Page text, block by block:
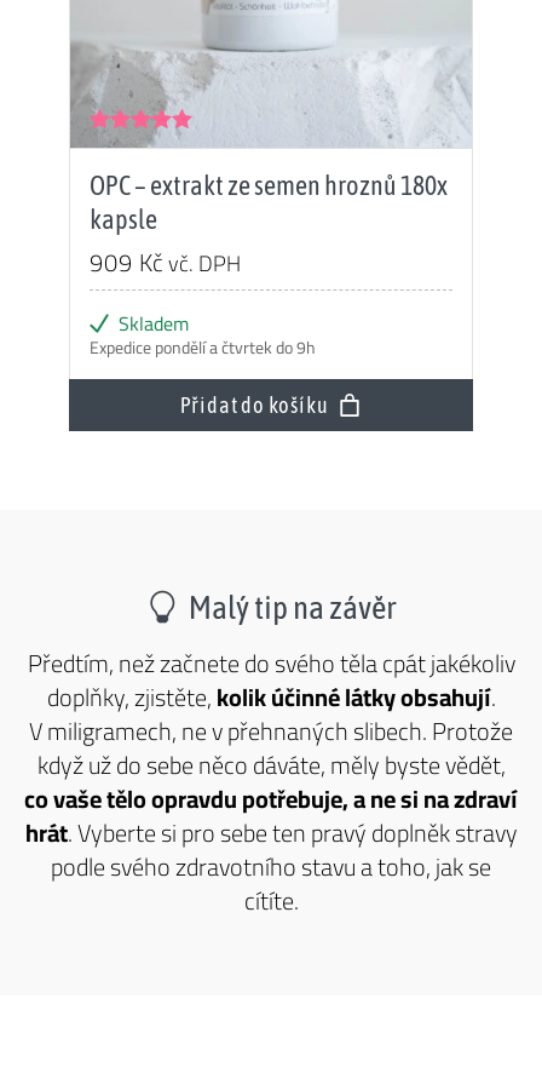
Hodnocení
OPC – extrakt ze semen hroznů 180x
kapsle
909 Kčvč. DPH
Skladem
Expedice pondělí a čtvrtek do 9h
Přidat do košíku
Malý tip na závěr
Předtím, než začnete do svého těla cpát jakékoliv
doplňky, zjistěte,kolik účinné látky obsahují.
V miligramech, ne v přehnaných slibech. Protože
když už do sebe něco dáváte, měly byste vědět,
co vaše tělo opravdu potřebuje, a ne si na zdraví
hrát. Vyberte si pro sebe ten pravý doplněk stravy
podle svého zdravotního stavu a toho, jak se
cítíte.